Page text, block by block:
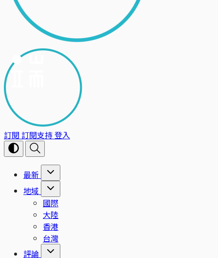
訂閱 訂閱支持登入
最新
地域
國際
大陸
香港
台灣
評論